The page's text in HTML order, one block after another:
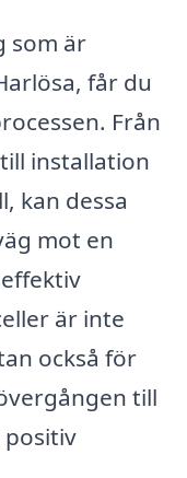
som är
får du
Från
installation
kan dessa
mot en
är inte
också för
till
positiv